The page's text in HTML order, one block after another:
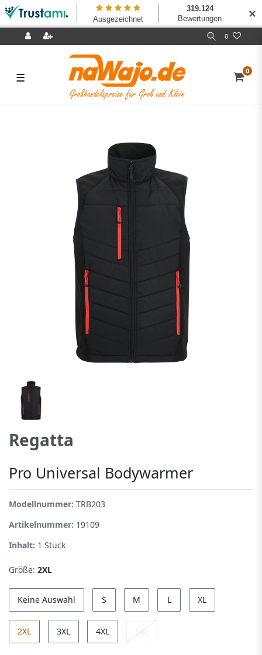
0
☰ 0
Regatta
Pro Universal Bodywarmer
Modellnummer: TRB203
Artikelnummer: 19109
Inhalt: 1 Stück
Größe: 2XL
Keine Auswahl S M L XL
2XL 3XL 4XL 5XL
✕